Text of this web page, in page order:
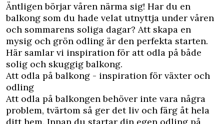
Äntligen börjar våren närma sig! Har du en
balkong som du hade velat utnyttja under våren
och sommarens soliga dagar? Att skapa en
mysig och grön odling är den perfekta starten.
Här samlar vi inspiration för att odla på både
solig och skuggig balkong.
Att odla på balkong - inspiration för växter och
odling
Att odla på balkongenbehöver inte vara några
problem, tvärtom så ger det liv och färg åt hela